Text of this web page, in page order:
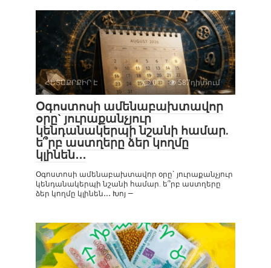
ՀԵՏԱՔՐՔԻՐ Է 0 587դիտում
Օգոստոսի ամենաբախտավոր
օրը` յուրաքանչյուր
կենդանակերպի նշանի համար.
ե՞րբ աստղերը ձեր կողմը
կլինեն․․․
Օգոստոսի ամենաբախտավոր օրը` յուրաքանչյուր
կենդանակերպի նշանի համար. ե՞րբ աստղերը
ձեր կողմը կլինեն․․․ Խոյ —